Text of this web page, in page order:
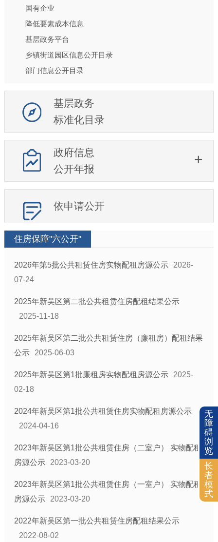
无
障
碍
浏
览
长
者
模
式
国有企业
降低要素成本信息
基层政务平台
乡镇街道园区信息公开目录
部门信息公开目录
基层政务
标准化目录
政府信息
公开年报
依申请公开
住房保障"六公开"
2026年第5批公共租赁住房实物配租房源公示
2026-
07-24
2025年新吴区第二批公共租赁住房配租结果公示
2025-11-18
2025年新吴区第二批公共租赁住房（廉租房）配租结果
公示
2025-06-03
2025年新吴区第1批廉租房实物配租房源公示
2025-
02-18
2024年新吴区第1批公共租赁住房实物配租房源公示
2024-04-16
2023年新吴区第1批公共租赁住房（二室户） 实物配租
房源公示
2023-03-20
2023年新吴区第1批公共租赁住房（一室户） 实物配租
房源公示
2023-03-20
2022年新吴区第一批公共租赁住房配租结果公示
2022-08-02